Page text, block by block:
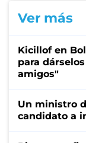
Ver más
Kicillof en
para
amigos"
Un ministro
candidato a